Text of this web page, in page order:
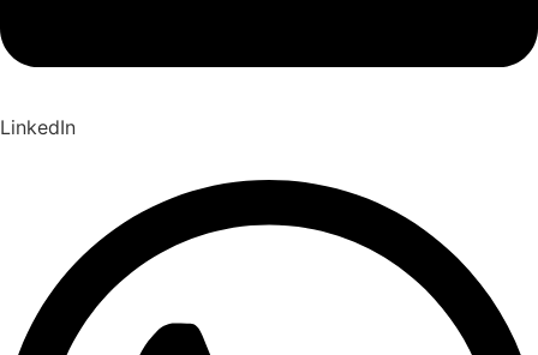
LinkedIn